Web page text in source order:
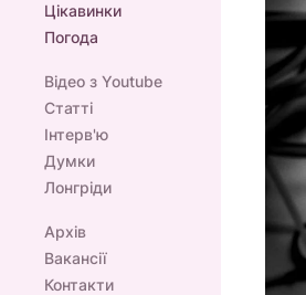
Цікавинки
Погода
Відео з Youtube
Статті
Інтерв'ю
Думки
Лонгріди
Архів
Вакансії
Контакти